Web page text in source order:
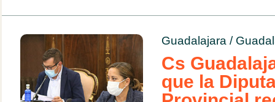
Guadalajara /
Cs
que la